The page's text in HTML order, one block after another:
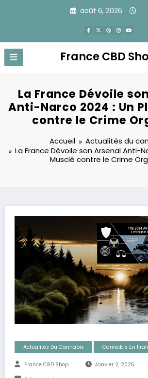
août 6, 2026
France CBD
La France Dévoile
Anti-Narco 2024 : Un
contre le Crime
Accueil
Actualités du
La France Dévoile son Arsenal Anti-
Musclé contre le Crime
Actualités Du Cannabis Cannabis En
France CBD Shop Janvier 2, 2025